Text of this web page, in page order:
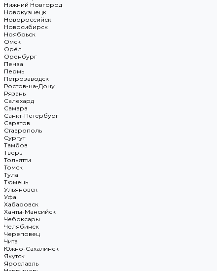
Нижний Новгород
Новокузнецк
Новороссийск
Новосибирск
Ноябрьск
Омск
Орёл
Оренбург
Пенза
Пермь
Петрозаводск
Ростов-на-Дону
Рязань
Салехард
Самара
Санкт-Петербург
Саратов
Ставрополь
Сургут
Тамбов
Тверь
Тольятти
Томск
Тула
Тюмень
Ульяновск
Уфа
Хабаровск
Ханты-Мансийск
Чебоксары
Челябинск
Череповец
Чита
Южно-Сахалинск
Якутск
Ярославль